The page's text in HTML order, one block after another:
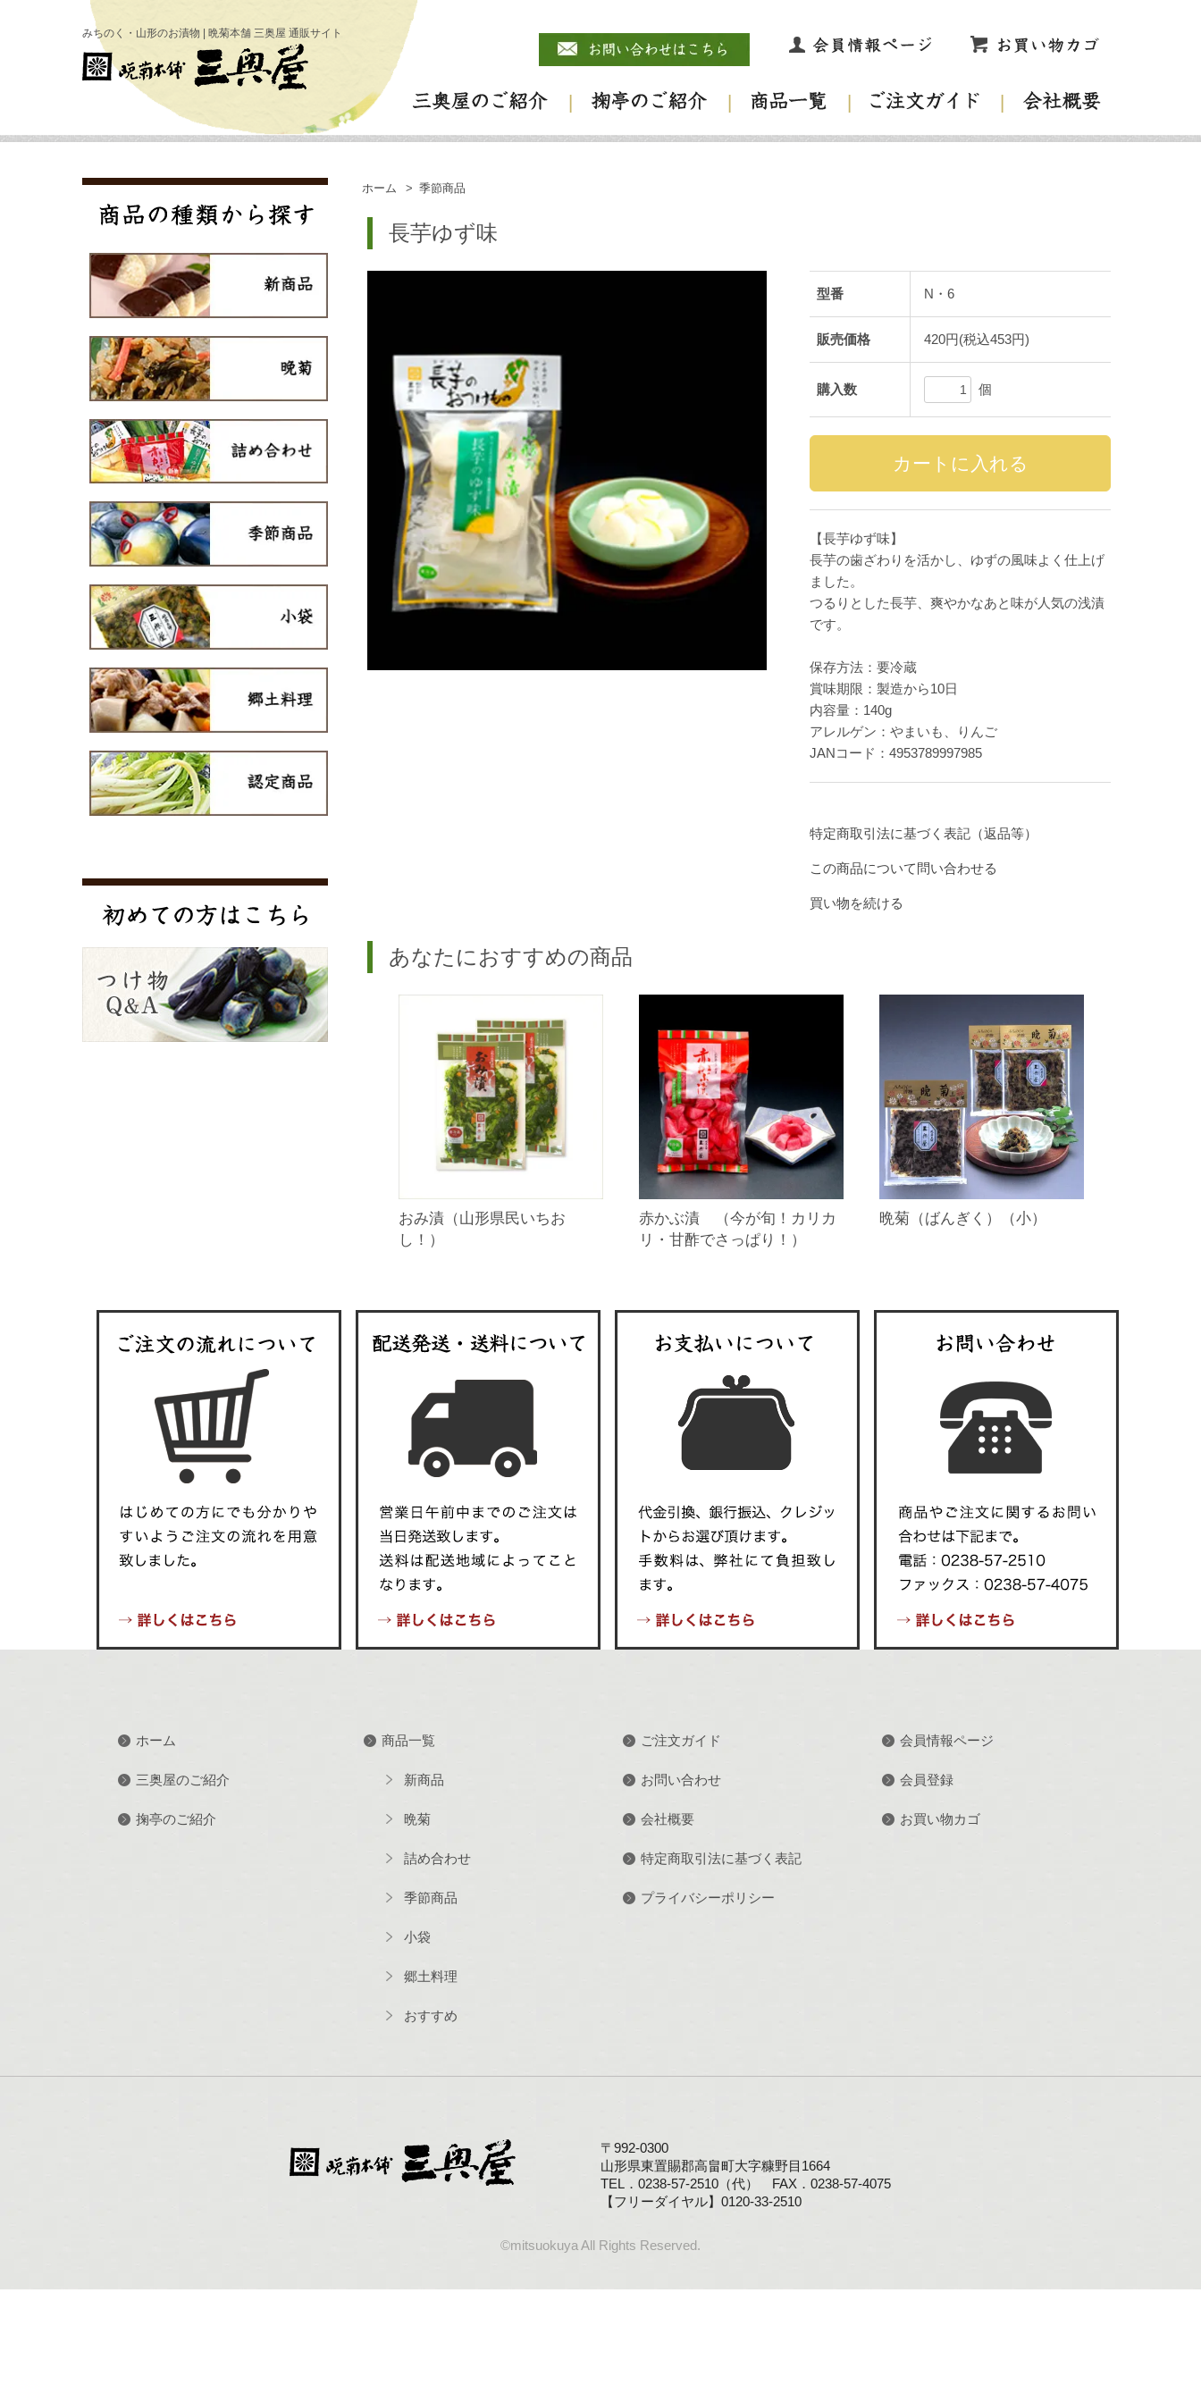
みちのく・山形のお漬物 | 晩菊本舗 三奥屋 通販サイト
ホーム > 季節商品
長芋ゆず味
型番 N・6
販売価格 420円(税込453円)
購入数 個
【長芋ゆず味】
長芋の歯ざわりを活かし、ゆずの風味よく仕上げ
ました。
つるりとした長芋、爽やかなあと味が人気の浅漬
です。
保存方法：要冷蔵
賞味期限：製造から10日
内容量：140g
アレルゲン：やまいも、りんご
JANコード：4953789997985
特定商取引法に基づく表記（返品等）
この商品について問い合わせる
買い物を続ける
あなたにおすすめの商品
おみ漬（山形県民いちお
し！）
赤かぶ漬 （今が旬！カリカ
リ・甘酢でさっぱり！）
晩菊（ばんぎく）（小）
ホーム
三奥屋のご紹介
掬亭のご紹介
商品一覧
新商品
晩菊
詰め合わせ
季節商品
小袋
郷土料理
おすすめ
ご注文ガイド
お問い合わせ
会社概要
特定商取引法に基づく表記
プライバシーポリシー
会員情報ページ
会員登録
お買い物カゴ
〒992-0300
山形県東置賜郡高畠町大字糠野目1664
TEL．0238-57-2510（代） FAX．0238-57-4075
【フリーダイヤル】0120-33-2510
©mitsuokuya All Rights Reserved.